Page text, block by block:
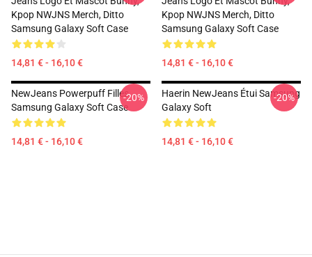
Kpop NWJNS Merch, Ditto
Samsung Galaxy Soft Case
14,81 € - 16,10 €
Kpop NWJNS Merch, Ditto
Samsung Galaxy Soft Case
14,81 € - 16,10 €
NewJeans Powerpuff Filles
Samsung Galaxy Soft Case
14,81 € - 16,10 €
-20%
Haerin NewJeans Étui Samsung
Galaxy Soft
14,81 € - 16,10 €
-20%